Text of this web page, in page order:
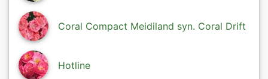
Coral Compact Meidiland syn. Coral Drift
Hotline